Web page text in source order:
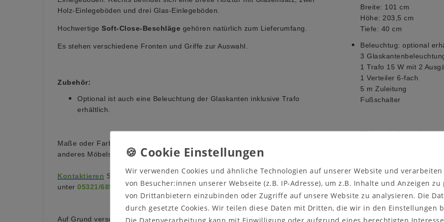
Holz-Einlegeböden und drei Glas-Einlegeböden.
Hochwertige Soft-Close-Beschläge gehören natürlich zum Lieferumfang.
Es stehen verschiedene Fronten und Griffe zur Auswahl.
Zubehör:
Optional ist auch eine Beleuchtung der Glaskanten inklusive Trafo
erhältlich.
Maße oder Farbe sind nicht das, was Sie suchen oder Sie suchen ein ganz
anderes Möbelstück?
Kontaktieren Sie uns auf unserer Internetseite oder rufen Sie uns an
unter 05321/685990
Auf Grund verschiedener Bildschirmeinstellungen sowie der Lichtverhältnisse
Breite: 101 cm
Höhe: 203,5 cm
Tiefe: 40 cm
Beleuchtug: optional
3
1 Trafo 15 W mit 2
1 Verteiler 6-fach
5 m Zuleitung
Fußschalter
Weitere Informationen
Massivholz ist ein
Farbveränderungen
Sonneneinstrahlung,
Wir verwenden Cookies und ähnliche Technologien auf unserer Website und
von Besucher:innen unserer Webseite (z.B. IP-Adresse), um z.B. Inhalte und Anzeigen
von Drittanbietern einzubinden oder Zugriffe auf unsere Website zu analysieren. Die
durch gesetzte Cookies. Wir teilen diese Daten mit Dritten, die wir in den Einstellungen
Die Datenverarbeitung kann mit Einwilligung oder aufgrund eines berechtigten